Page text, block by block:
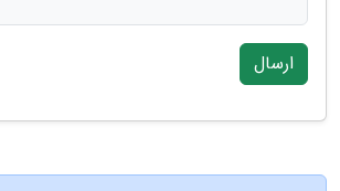
ارسال